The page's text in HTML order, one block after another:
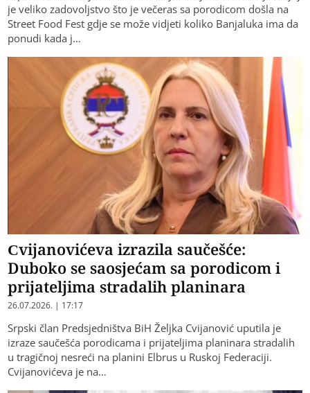
je veliko zadovoljstvo što je večeras sa porodicom došla na
Street Food Fest gdje se može vidjeti koliko Banjaluka ima da
ponudi kada j…
Cvijanovićeva izrazila saučešće:
Duboko se saosjećam sa porodicom i
prijateljima stradalih planinara
26.07.2026. | 17:17
Srpski član Predsjedništva BiH Željka Cvijanović uputila je
izraze saučešća porodicama i prijateljima planinara stradalih
u tragičnoj nesreći na planini Elbrus u Ruskoj Federaciji.
Cvijanovićeva je na…